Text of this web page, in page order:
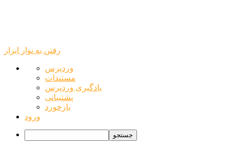
رفتن به نوار ابزار
درباره
وردپرس
وردپرس
مستندات
یادگیری وردپرس
پشتیبانی
بازخورد
ورود
جستجو